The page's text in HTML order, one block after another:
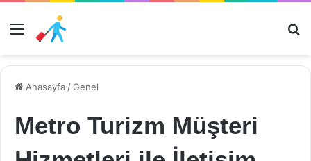
Menü
Anasayfa /Genel
Metro Turizm Müşteri